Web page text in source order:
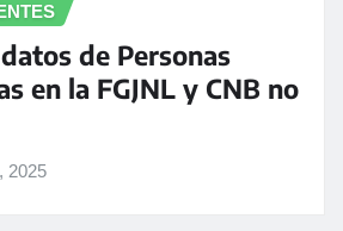
de Personas
en la FGJNL y CNB no
2025